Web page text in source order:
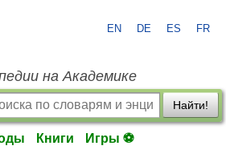
EN DE ES FR
на Академике
Найти!
Книги Игры ⚽